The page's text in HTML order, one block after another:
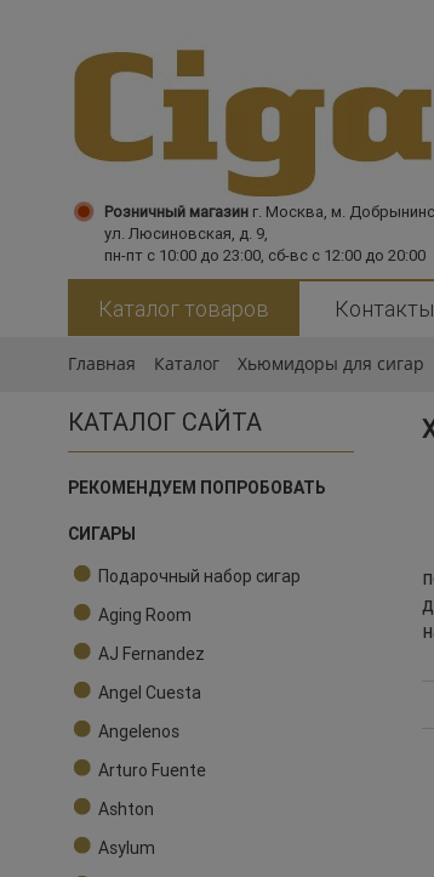
Розничный магазин г. Москва, м.
ул. Люсиновская, д. 9,
пн-пт с 10:00 до 23:00, сб-вс с 12:00 до 20:00
Каталог товаров Контакты
Главная Каталог Хьюмидоры для сигар
КАТАЛОГ САЙТА
РЕКОМЕНДУЕМ ПОПРОБОВАТЬ
СИГАРЫ
Подарочный набор сигар
Aging Room
AJ Fernandez
Angel Cuesta
Angelenos
Arturo Fuente
Ashton
Asylum